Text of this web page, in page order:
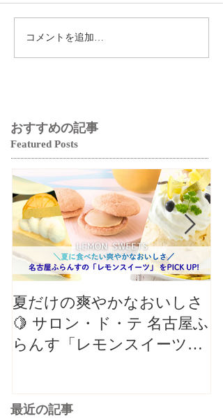
コメントを追加…
おすすめの記事
Featured Posts
夏だけの爽やかなおいしさ
🍋 サロン・ド・テ 名古屋ふ
らんす「レモンスイーツ特
最近の記事